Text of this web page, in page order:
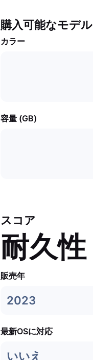
購入可能なモデル
カラー
容量 (GB)
スコア
耐久性
販売年
2023
最新OSに対応
いいえ